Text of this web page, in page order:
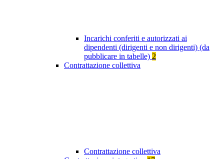
Incarichi conferiti e autorizzati ai
dipendenti (dirigenti e non dirigenti) (da
pubblicare in tabelle) 2
Contrattazione collettiva
Contrattazione collettiva